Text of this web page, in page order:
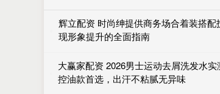
辉立配资 时尚绅提供商务场合着装搭配
现形象提升的全面指南
大赢家配资 2026男士运动去屑洗发水
控油款首选，出汗不粘腻无异味